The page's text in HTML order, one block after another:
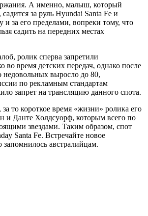
А именно, малыш, который
садится за руль Hyundai Santa Fe и
и за его пределами, вопреки тому, что
садить на передних местах
ролик сперва запретили
во время детских передач, однако после
недовольных выросло до 80,
по рекламным стандартам
запрет на трансляцию данного спота.
то короткое время «жизни» ролика его
и Данте Холдсуорф, которым всего по
звездами. Таким образом, спот
Santa Fe. Встречайте новое
запомнилось австралийцам.